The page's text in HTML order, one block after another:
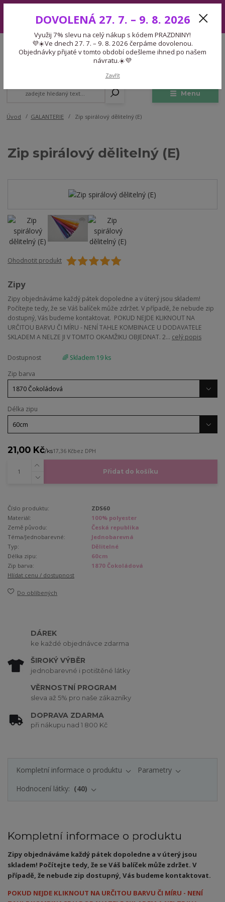
7. – 9. 8. 2026 čerpáme dovolenou. Objednávky přijaté v tomto období
odešleme ihned po našem návratu.☀️💜
Menu
CZK
Expedice 775 866 913
Po-Čt 9-15:30 Pá 9-14:30 Pauza 13-13:45
Úvod GALANTERIE Zip spirálový dělitelný (E)
Zip spirálový dělitelný (E)
Ohodnotit produkt
Zipy
Zipy objednáváme každý pátek dopoledne a v úterý jsou skladem!
Počítejte tedy, že se Váš balíček může zdržet. V případě, že nebude zip
dostupný, Vás budeme kontaktovat. POKUD NEJDE KLIKNOUT NA
URČITOU BARVU ČI MÍRU - NENÍ TAHLE KOMBINACE U DODAVATELE
SKLADEM A NELZE JI V TOMTO OKAMŽIKU OBJEDNAT. 2... celý popis
Dostupnost
🌈 Skladem 19 ks
Zip barva
Délka zipu
21,00 Kč/ks17,36 Kčbez DPH
Přidat do košíku
Číslo produktu:
ZDS60
Materiál:
100% polyester
Země původu:
Česká republika
Téma/Jednobarevné:
Jednobarevná
Typ:
Dělitelné
Délka zipu:
60cm
Zip barva:
1870 Čokoládová
Hlídat cenu / dostupnost
Do oblíbených
DÁREK
ke každé objednávce zdarma
ŠIROKÝ VÝBĚR
jednobarevné i potištěné látky
VĚRNOSTNÍ PROGRAM
sleva až 5% pro naše zákazníky
DOPRAVA ZDARMA
při nákupu nad 1 800 Kč
Kompletní informace o produktu
Parametry
Hodnocení látky:
40
Kompletní informace o produktu
Zipy objednáváme každý pátek dopoledne a v úterý jsou
skladem! Počítejte tedy, že se Váš balíček může zdržet. V
případě, že nebude zip dostupný, Vás budeme kontaktovat.
POKUD NEJDE KLIKNOUT NA URČITOU BARVU ČI MÍRU - NENÍ
DOVOLENÁ 27. 7. – 9. 8. 2026
Využij 7% slevu na celý nákup s kódem PRAZDNINY!
💜☀️Ve dnech 27. 7. – 9. 8. 2026 čerpáme dovolenou.
Objednávky přijaté v tomto období odešleme ihned po našem
návratu.☀️💜
Zavřít